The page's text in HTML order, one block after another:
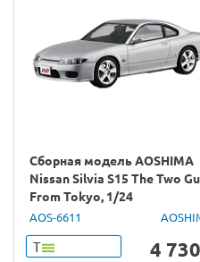
Сборная модель AOSHIMA
Nissan Silvia S15 The Two
From Tokyo, 1/24
AOS-6611
Т 4 730